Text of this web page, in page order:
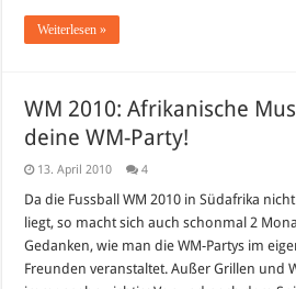
Weiterlesen »
WM 2010: Afrikanische
deine WM-Party!
13. April 2010 4
Da die Fussball WM 2010 in Südafrika
liegt, so macht sich auch schonmal 2
Gedanken, wie man die WM-Partys im
Freunden veranstaltet. Außer Grillen und